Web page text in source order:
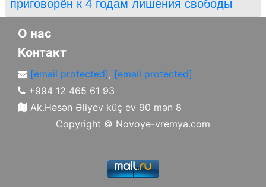
приговорён к 4 годам лишения свободы
О нас
Контакт
[email protected], [email protected]
+994 12 465 61 93
Ak.Həsən Əliyev küç ev 90 mən 8
Copyright © Novoye-vremya.com